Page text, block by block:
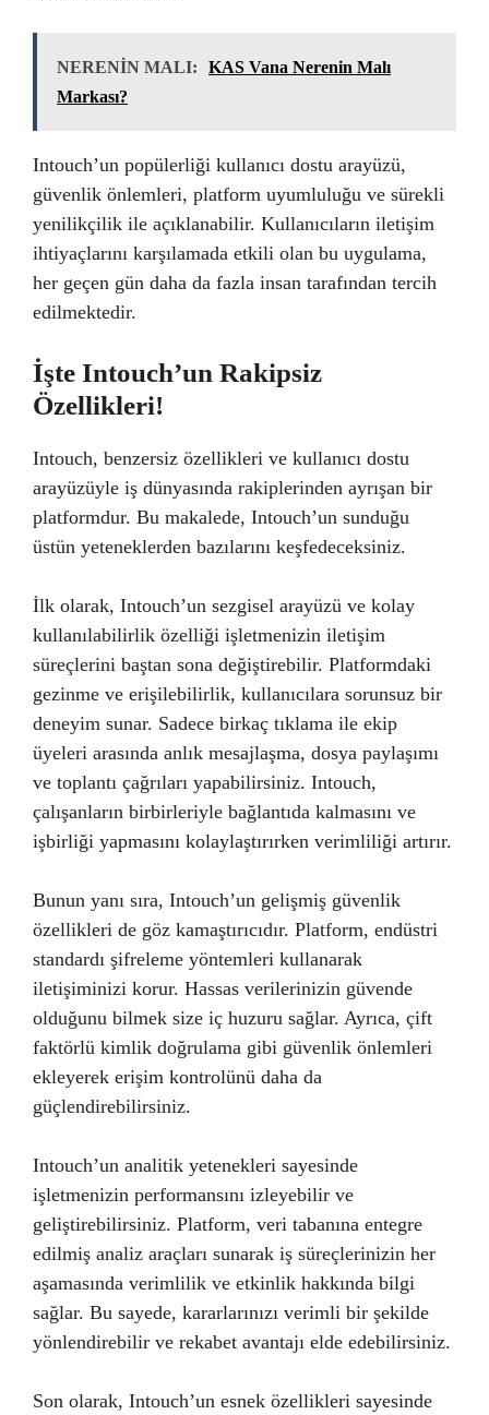
NERENİN MALI:
KAS Vana Nerenin Malı
Markası?
Intouch’un popülerliği kullanıcı dostu arayüzü,
güvenlik önlemleri, platform uyumluluğu ve sürekli
yenilikçilik ile açıklanabilir. Kullanıcıların iletişim
ihtiyaçlarını karşılamada etkili olan bu uygulama,
her geçen gün daha da fazla insan tarafından tercih
edilmektedir.
İşte Intouch’un Rakipsiz
Özellikleri!
Intouch, benzersiz özellikleri ve kullanıcı dostu
arayüzüyle iş dünyasında rakiplerinden ayrışan bir
platformdur. Bu makalede, Intouch’un sunduğu
üstün yeteneklerden bazılarını keşfedeceksiniz.
İlk olarak, Intouch’un sezgisel arayüzü ve kolay
kullanılabilirlik özelliği işletmenizin iletişim
süreçlerini baştan sona değiştirebilir. Platformdaki
gezinme ve erişilebilirlik, kullanıcılara sorunsuz bir
deneyim sunar. Sadece birkaç tıklama ile ekip
üyeleri arasında anlık mesajlaşma, dosya paylaşımı
ve toplantı çağrıları yapabilirsiniz. Intouch,
çalışanların birbirleriyle bağlantıda kalmasını ve
işbirliği yapmasını kolaylaştırırken verimliliği artırır.
Bunun yanı sıra, Intouch’un gelişmiş güvenlik
özellikleri de göz kamaştırıcıdır. Platform, endüstri
standardı şifreleme yöntemleri kullanarak
iletişiminizi korur. Hassas verilerinizin güvende
olduğunu bilmek size iç huzuru sağlar. Ayrıca, çift
faktörlü kimlik doğrulama gibi güvenlik önlemleri
ekleyerek erişim kontrolünü daha da
güçlendirebilirsiniz.
Intouch’un analitik yetenekleri sayesinde
işletmenizin performansını izleyebilir ve
geliştirebilirsiniz. Platform, veri tabanına entegre
edilmiş analiz araçları sunarak iş süreçlerinizin her
aşamasında verimlilik ve etkinlik hakkında bilgi
sağlar. Bu sayede, kararlarınızı verimli bir şekilde
yönlendirebilir ve rekabet avantajı elde edebilirsiniz.
Son olarak, Intouch’un esnek özellikleri sayesinde